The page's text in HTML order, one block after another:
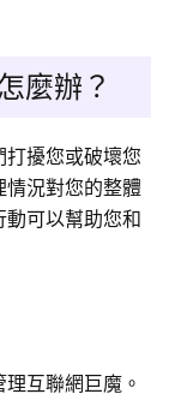
麼辦？
擾您或破壞您
況對您的整體
可以幫助您和
互聯網巨魔。